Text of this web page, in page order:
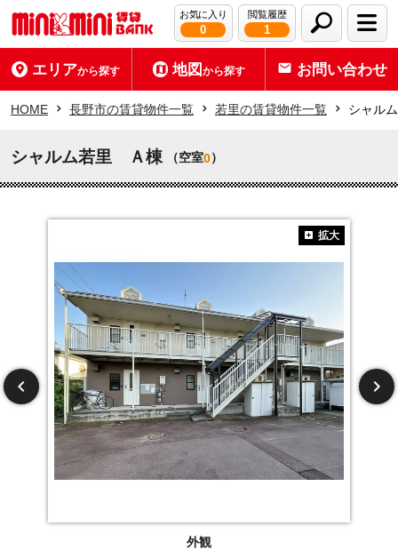
お気に入り
0
閲覧履歴
1
エリアから探す 地図から探す お問い合わせ
HOME 長野市の賃貸物件一覧 若里の賃貸物件一覧 シャル
シャルム若里 Ａ棟 （空室0）
外観
拡大